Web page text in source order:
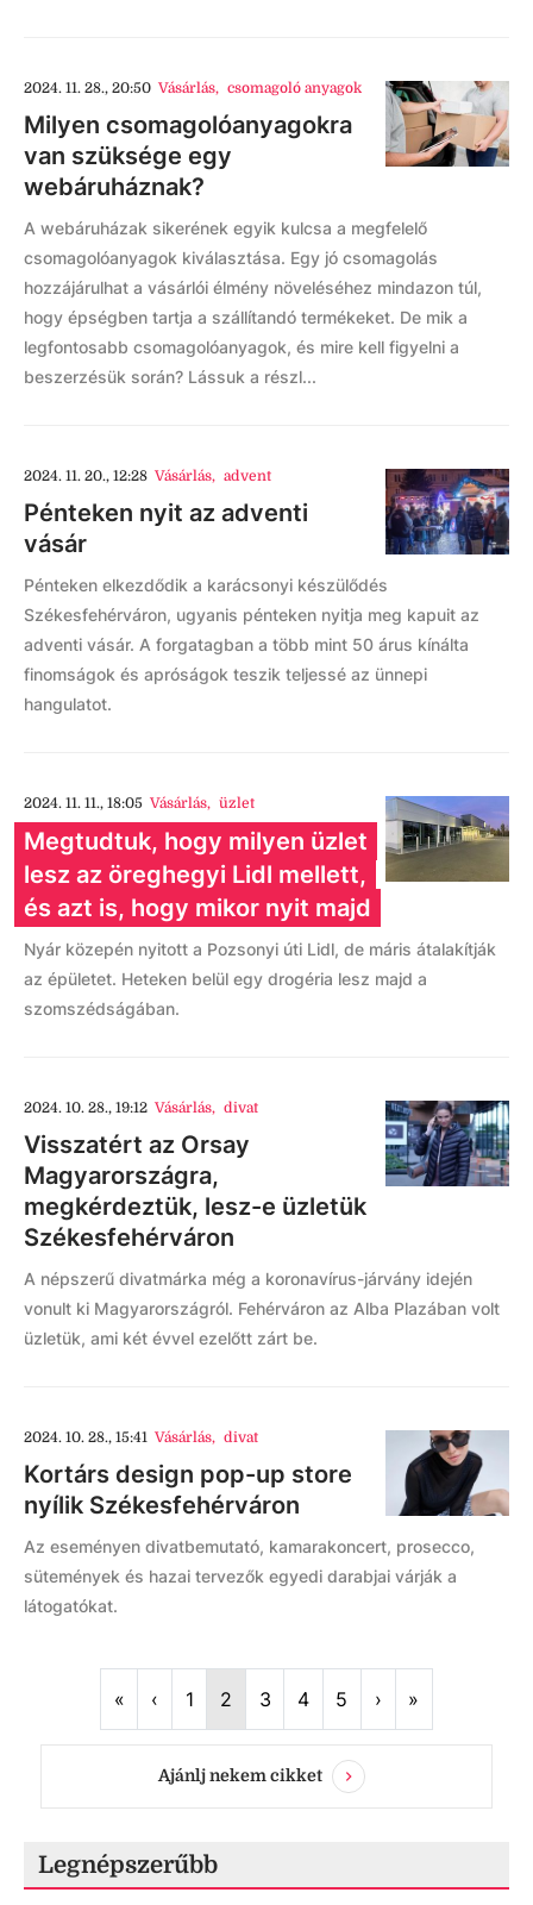
2024. 11. 28., 20:50 Vásárlás, csomagoló anyagok
Milyen csomagolóanyagokra
van szüksége egy
webáruháznak?
A webáruházak sikerének egyik kulcsa a megfelelő
csomagolóanyagok kiválasztása. Egy jó csomagolás
hozzájárulhat a vásárlói élmény növeléséhez mindazon túl,
hogy épségben tartja a szállítandó termékeket. De mik a
legfontosabb csomagolóanyagok, és mire kell figyelni a
beszerzésük során? Lássuk a részl...
2024. 11. 20., 12:28 Vásárlás, advent
Pénteken nyit az adventi
vásár
Pénteken elkezdődik a karácsonyi készülődés
Székesfehérváron, ugyanis pénteken nyitja meg kapuit az
adventi vásár. A forgatagban a több mint 50 árus kínálta
finomságok és apróságok teszik teljessé az ünnepi
hangulatot.
2024. 11. 11., 18:05 Vásárlás, üzlet
Megtudtuk, hogy milyen üzlet
lesz az öreghegyi Lidl mellett,
és azt is, hogy mikor nyit majd
Nyár közepén nyitott a Pozsonyi úti Lidl, de máris átalakítják
az épületet. Heteken belül egy drogéria lesz majd a
szomszédságában.
2024. 10. 28., 19:12 Vásárlás, divat
Visszatért az Orsay
Magyarországra,
megkérdeztük, lesz-e üzletük
Székesfehérváron
A népszerű divatmárka még a koronavírus-járvány idején
vonult ki Magyarországról. Fehérváron az Alba Plazában volt
üzletük, ami két évvel ezelőtt zárt be.
2024. 10. 28., 15:41 Vásárlás, divat
Kortárs design pop-up store
nyílik Székesfehérváron
Az eseményen divatbemutató, kamarakoncert, prosecco,
sütemények és hazai tervezők egyedi darabjai várják a
látogatókat.
«First‹ Previous
1 2 3 4 5 ›Next
»
Ajánlj nekem cikket
Legnépszerűbb